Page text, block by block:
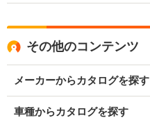
その他のコンテンツ
メーカーからカタログを探す
車種からカタログを探す